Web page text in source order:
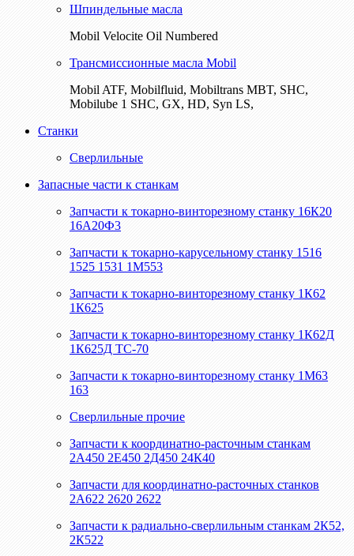
Шпиндельные масла
Mobil Velocite Oil Numbered
Трансмиссионные масла Mobil
Mobil ATF, Mobilfluid, Mobiltrans MBT, SHC,
Mobilube 1 SHC, GX, HD, Syn LS,
Станки
Сверлильные
Запасные части к станкам
Запчасти к токарно-винторезному станку 16К20
16А20Ф3
Запчасти к токарно-карусельному станку 1516
1525 1531 1М553
Запчасти к токарно-винторезному станку 1К62
1К625
Запчасти к токарно-винторезному станку 1К62Д
1К625Д ТС-70
Запчасти к токарно-винторезному станку 1М63
163
Сверлильные прочие
Запчасти к координатно-расточным станкам
2А450 2Е450 2Д450 24К40
Запчасти для координатно-расточных станков
2А622 2620 2622
Запчасти к радиально-сверлильным станкам 2К52,
2К522